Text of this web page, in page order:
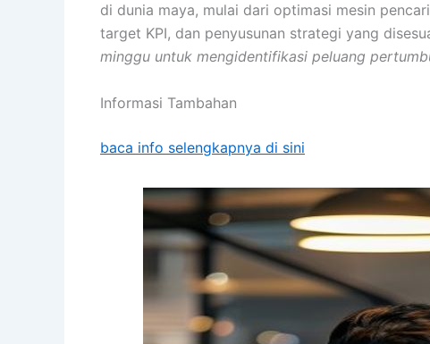
di dunia maya, mulai dari optimasi mesin
target KPI, dan penyusunan strategi yang
minggu untuk mengidentifikasi peluang
Informasi Tambahan
baca info selengkapnya di sini